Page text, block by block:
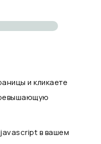
и кликаете
в вашем